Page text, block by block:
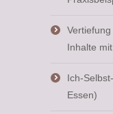
Inhalte
Ich-
Essen)